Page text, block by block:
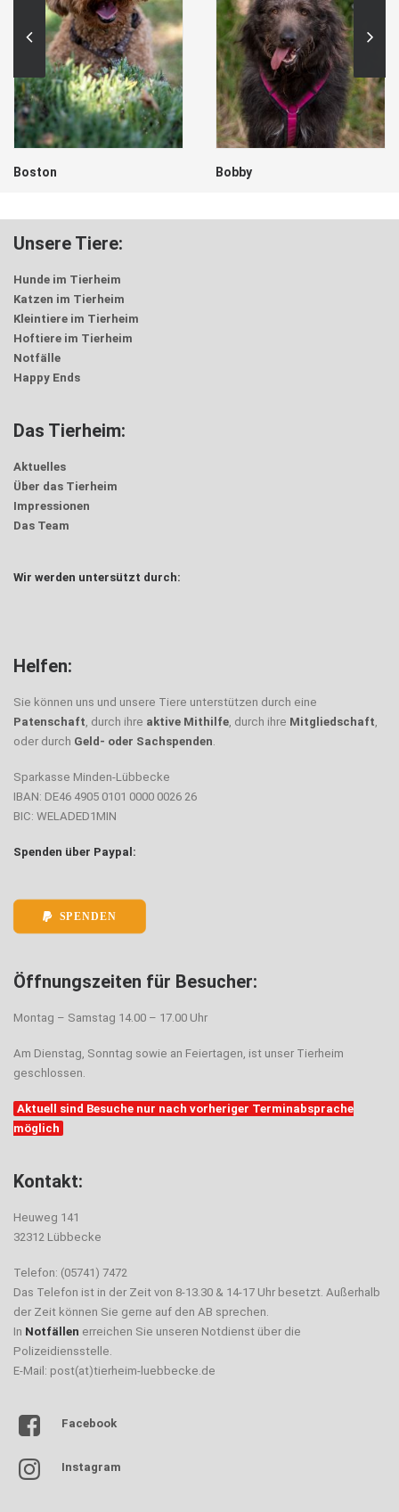
Bobby Freddi
Unsere Tiere:
Hunde im Tierheim
Katzen im Tierheim
Kleintiere im Tierheim
Hoftiere im Tierheim
Notfälle
Happy Ends
Das Tierheim:
Aktuelles
Über das Tierheim
Impressionen
Das Team
Wir werden untersützt durch:
Helfen:
Sie können uns und unsere Tiere unterstützen durch eine
Patenschaft, durch ihre aktive Mithilfe, durch ihre Mitgliedschaft,
oder durch Geld- oder Sachspenden.
Sparkasse Minden-Lübbecke
IBAN: DE46 4905 0101 0000 0026 26
BIC: WELADED1MIN
Spenden über Paypal:
SPENDEN
Öffnungszeiten für Besucher:
Montag – Samstag 14.00 – 17.00 Uhr
Am Dienstag, Sonntag sowie an Feiertagen, ist unser Tierheim
geschlossen.
Aktuell sind Besuche nur nach vorheriger Terminabsprache
möglich
Kontakt:
Heuweg 141
32312 Lübbecke
Telefon: (05741) 7472
Das Telefon ist in der Zeit von 8-13.30 & 14-17 Uhr besetzt. Außerhalb
der Zeit können Sie gerne auf den AB sprechen.
In Notfällen erreichen Sie unseren Notdienst über die
Polizeidiensstelle.
E-Mail: post(at)tierheim-luebbecke.de
Facebook
Instagram